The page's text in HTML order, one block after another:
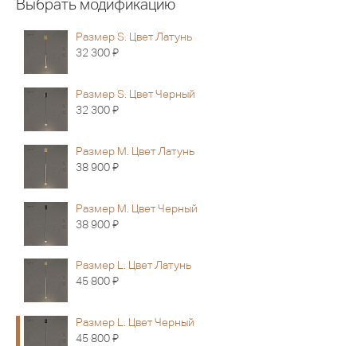
Выбрать модификацию
Размер S. Цвет Латунь
32 300Я
Размер S. Цвет Черный
32 300Я
Размер M. Цвет Латунь
38 900Я
Размер M. Цвет Черный
38 900Я
Размер L. Цвет Латунь
45 800Я
Размер L. Цвет Черный
45 800Я